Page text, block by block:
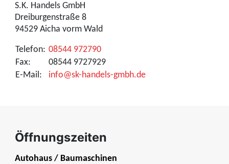
S.K. Handels GmbH
Dreiburgenstraße 8
94529 Aicha vorm Wald
Telefon: 08544 972790
Fax:
08544 9727929
E-Mail:
info@sk-handels-gmbh.de
Öffnungszeiten
Autohaus / Baumaschinen